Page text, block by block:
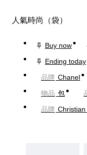
人氣時尚（袋）
Buy now
Ending today
品牌 Chanel
物品 包
品牌 Christian